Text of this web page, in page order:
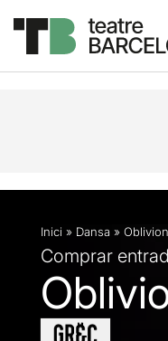
Descripció
Inici » Dansa » Oblivion
Comprar